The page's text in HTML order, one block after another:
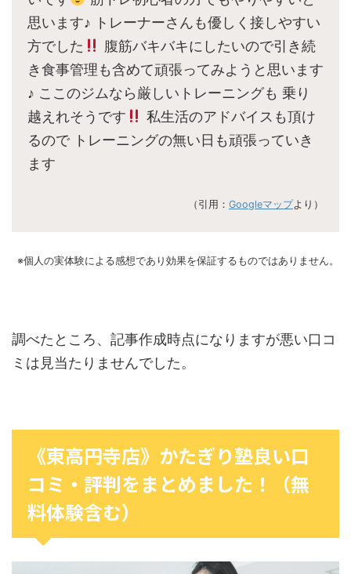
思います♪ トレーナーさんも優しく接しやすい
方でした
腹筋バキバキにしたいので引き続
き食事管理も含めて頑張ってみようと思います
♪ ここのジムなら厳しいトレーニングも 乗り
越えれそうです
私生活のアドバイスも頂け
るので トレーニングの無い日も頑張っていき
ます
（引用： Googleマップより）
※個人の実体験による感想であり効果を保証するものではありません。
調べたところ、記事作成時点になりますが悪い口コ
ミは見当たりませんでした。
《東高円寺店》かたぎり塾良い口
コミ・評判をまとめました！（無
料体験含む）